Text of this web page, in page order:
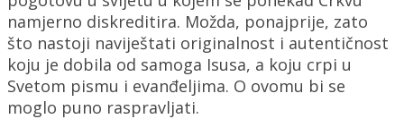
namjerno diskreditira. Možda, ponajprije, zato
što nastoji naviještati originalnost i autentičnost
koju je dobila od samoga Isusa, a koju crpi u
Svetom pismu i evanđeljima. O ovomu bi se
moglo puno raspravljati.